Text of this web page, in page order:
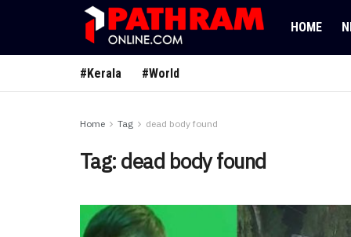
HOME
#Kerala #World
Home Tag dead body found
Tag: dead body found